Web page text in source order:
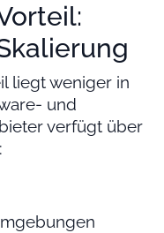
liegt weniger in
und
verfügt über